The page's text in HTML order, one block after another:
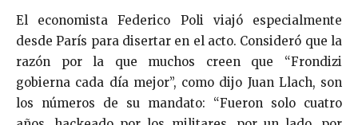
El economista Federico Poli viajó especialmente
desde París para disertar en el acto. Consideró que la
razón por la que muchos creen que “Frondizi
gobierna cada día mejor”, como dijo Juan Llach, son
los números de su mandato: “Fueron solo cuatro